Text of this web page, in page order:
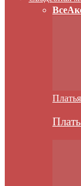
Все
Платья